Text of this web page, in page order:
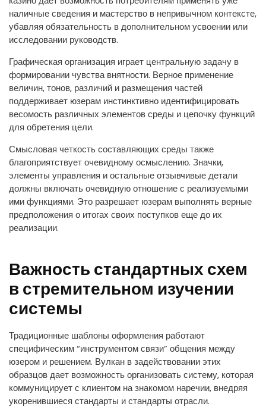
наличные сведения и мастерство в непривычном контексте,
убавляя обязательность в дополнительном усвоении или
исследовании руководств.
Графическая организация играет центральную задачу в
формировании чувства внятности. Верное применение
величин, тонов, различий и размещения частей
поддерживает юзерам инстинктивно идентифицировать
весомость различных элементов среды и цепочку функций
для обретения цели.
Смысловая четкость составляющих среды также
благоприятствует очевидному осмыслению. Значки,
элементы управления и остальные отзывчивые детали
должны включать очевидную отношение с реализуемыми
ими функциями. Это разрешает юзерам выполнять верные
предположения о итогах своих поступков еще до их
реализации.
Важность стандартных схем
в стремительном изучении
системы
Традиционные шаблоны оформления работают
специфическим “инструментом связи” общения между
юзером и решением. Вулкан в задействовании этих
образцов дает возможность организовать систему, которая
коммуницирует с клиентом на знакомом наречии, внедряя
укоренившиеся стандарты и стандарты отрасли.